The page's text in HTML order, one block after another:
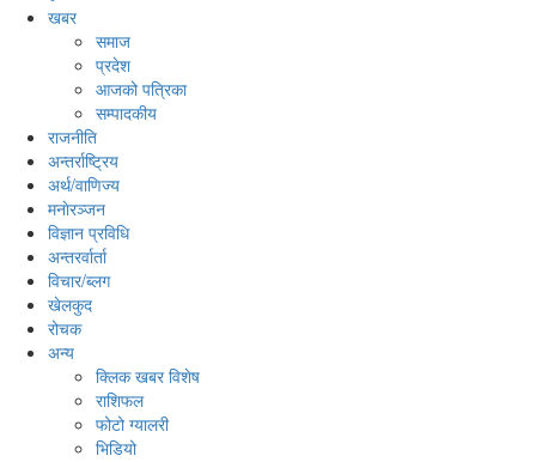
खबर
समाज
प्रदेश
आजको पत्रिका
सम्पादकीय
राजनीति
अन्तर्राष्ट्रिय
अर्थ/वाणिज्य
मनाेरञ्जन
विज्ञान प्रविधि
अन्तरर्वार्ता
विचार/ब्लग
खेलकुद
रोचक
अन्य
क्लिक खबर विशेष
राशिफल
फोटो ग्यालरी
भिडियो